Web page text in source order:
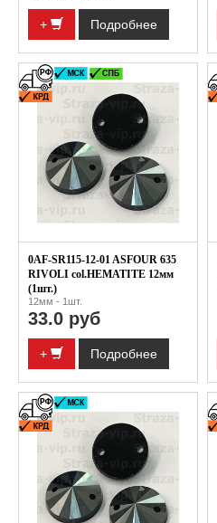
+ Подробнее
0AF-SR115-12-01 ASFOUR 635
RIVOLI col.HEMATITE 12мм
(1шт.)
12мм - 1шт.
33.0 руб
+ Подробнее